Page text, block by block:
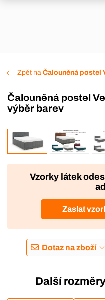
Zpět na Čalouněná postel
Čalouněná postel Verona 170x200 cm -
výběr barev
VÝROBA
Vzorky látek
Zaslat
Dotaz na zboží
Další